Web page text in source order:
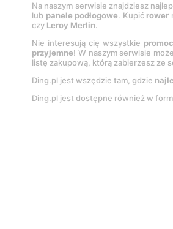
Na naszym serwisie znajdziesz
lub panele podłogowe. Kupić rower
czy Leroy Merlin.
Nie interesują cię wszystkie
przyjemne! W naszym serwisie
listę zakupową, którą zabierzesz ze
Ding.pl jest wszędzie tam, gdzie
Ding.pl jest dostępne również w